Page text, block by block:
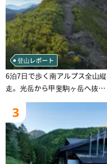
登山レポート
6泊7日で歩く南アルプス全山縦
走。光岳から甲斐駒ヶ岳へ抜け
る登山の記録
3